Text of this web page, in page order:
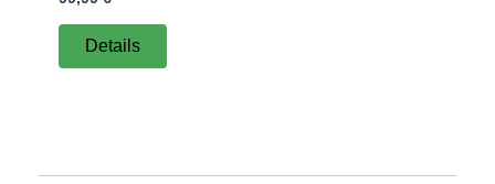
Details